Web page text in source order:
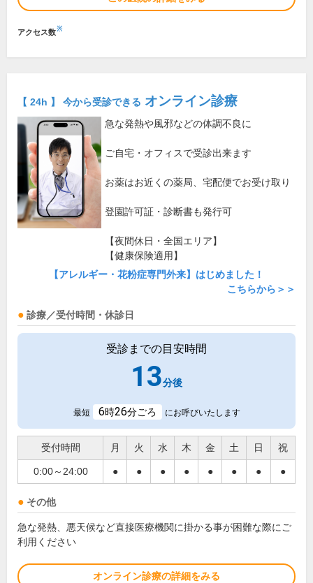
アクセス数※
【 24h 】 今から受診できる オンライン診療
急な発熱や風邪などの体調不良に
ご自宅・オフィスで受診出来ます
お薬はお近くの薬局、宅配便でお受け取り
登園許可証・診断書も発行可
【夜間休日・全国エリア】
【健康保険適用】
【アレルギー・花粉症専門外来】はじめました！
こちらから＞＞
診療／受付時間・休診日
受診までの目安時間
13分後
最短 6時26分ごろ にお呼びいたします
受付時間 月 火 水 木 金 土 日 祝
0:00～24:00 ● ● ● ● ● ● ● ●
その他
急な発熱、悪天候など直接医療機関に掛かる事が困難な際にご
利用ください
オンライン診療の詳細をみる